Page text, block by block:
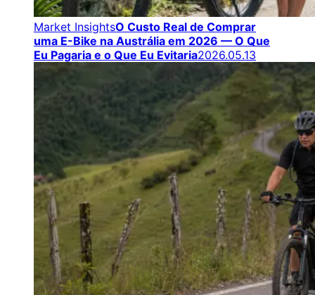
Market InsightsO Custo Real de Comprar
uma E-Bike na Austrália em 2026 — O Que
Eu Pagaria e o Que Eu Evitaria2026.05.13